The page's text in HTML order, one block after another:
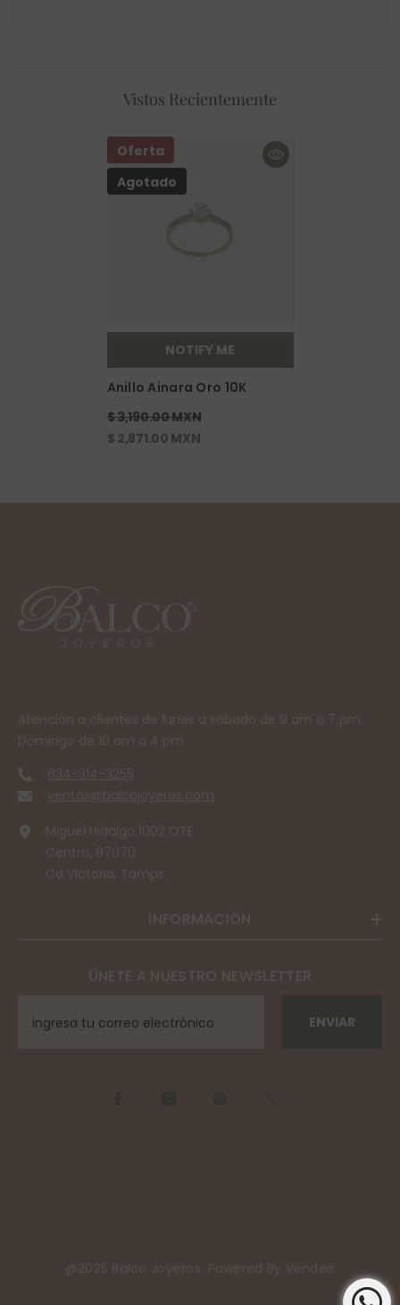
Vistos Recientemente
Oferta
Agotado
NOTIFY ME
Anillo Ainara Oro 10K
$ 3,190.00 MXN
$ 2,871.00 MXN
Atención a clientes de lunes a sábado de 9 am a 7 pm.
Domingo de 10 am a 4 pm
834-314-3255
ventas@balcojoyeros.com
Miguel Hidalgo 1002 OTE
Centro, 87070
Cd Victoria, Tamps.
INFORMACIÓN
ÚNETE A NUESTRO NEWSLETTER
ENVIAR
@2025 Balco Joyeros. Powered By Vendee